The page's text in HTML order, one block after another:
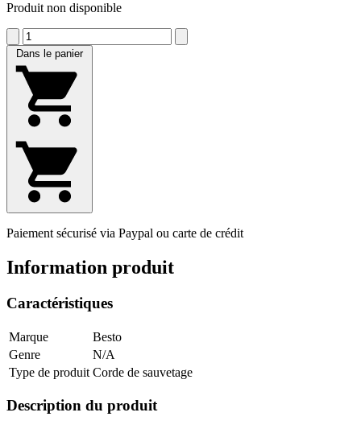
Produit non disponible
Dans le panier
Paiement sécurisé via Paypal ou carte de crédit
Information produit
Caractéristiques
Marque
Besto
Genre
N/A
Type de produit Corde de sauvetage
Description du produit